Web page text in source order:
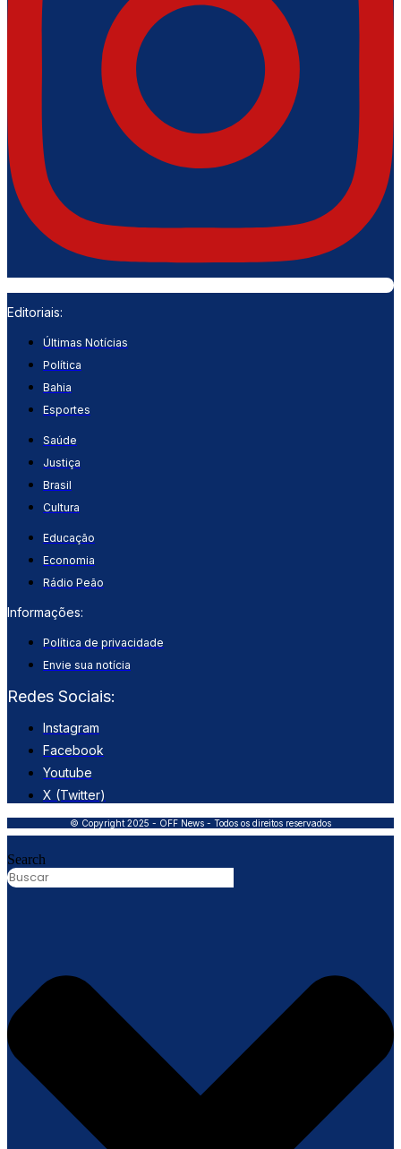
Editoriais:
Últimas Notícias
Política
Bahia
Esportes
Saúde
Justiça
Brasil
Cultura
Educação
Economia
Rádio Peão
Informações:
Política de privacidade
Envie sua notícia
Redes Sociais:
Instagram
Facebook
Youtube
X (Twitter)
© Copyright 2025 - OFF News - Todos os direitos reservados
Search